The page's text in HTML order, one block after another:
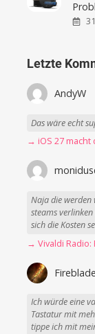
Letzte
AndyW
Das wäre echt
Naja die
steams
sich die Kosten
Ich würde eine
Tastatur mit
tippe ich mit